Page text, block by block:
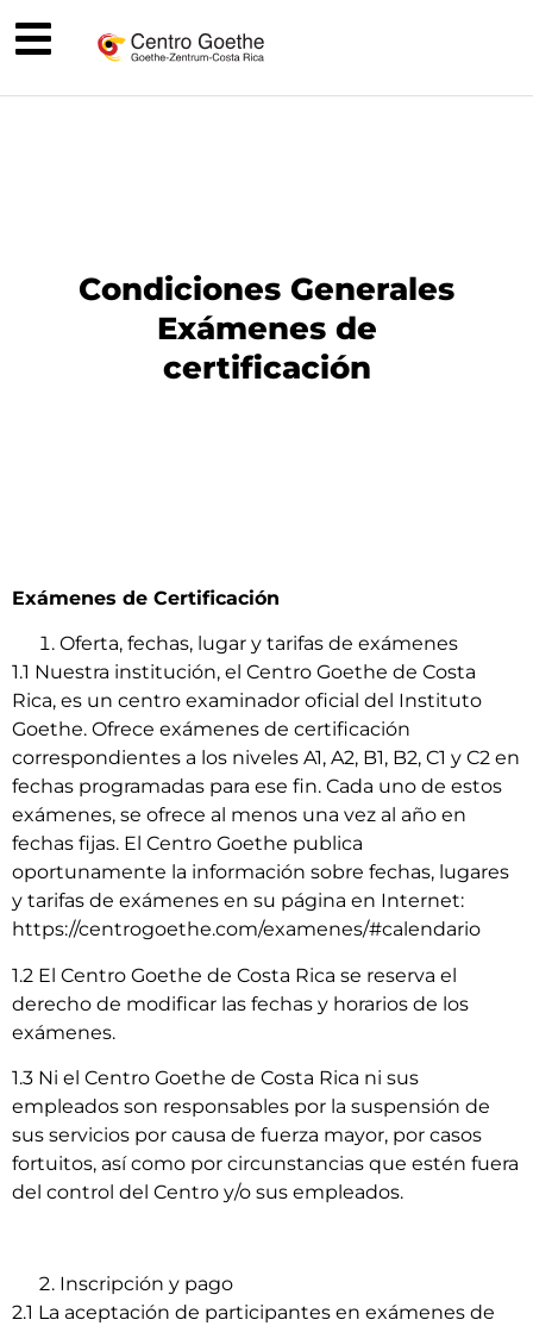
Condiciones Generales
Exámenes de
certificación
Exámenes de Certificación
Oferta, fechas, lugar y tarifas de exámenes
1.1 Nuestra institución, el Centro Goethe de Costa
Rica, es un centro examinador oficial del Instituto
Goethe. Ofrece exámenes de certificación
correspondientes a los niveles A1, A2, B1, B2, C1 y C2 en
fechas programadas para ese fin. Cada uno de estos
exámenes, se ofrece al menos una vez al año en
fechas fijas. El Centro Goethe publica
oportunamente la información sobre fechas, lugares
y tarifas de exámenes en su página en Internet:
https://centrogoethe.com/examenes/#calendario
1.2 El Centro Goethe de Costa Rica se reserva el
derecho de modificar las fechas y horarios de los
exámenes.
1.3 Ni el Centro Goethe de Costa Rica ni sus
empleados son responsables por la suspensión de
sus servicios por causa de fuerza mayor, por casos
fortuitos, así como por circunstancias que estén fuera
del control del Centro y/o sus empleados.
Inscripción y pago
2.1 La aceptación de participantes en exámenes de